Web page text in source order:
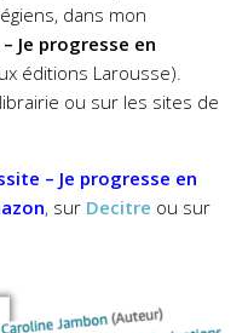
dans mon
Je progresse en
éditions Larousse).
ou sur les sites de
– Je progresse en
, sur Decitre ou sur